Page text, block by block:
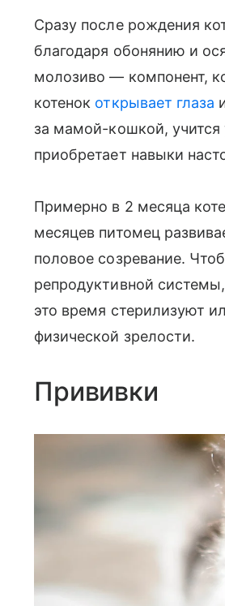
Сразу после рождения
благодаря обонянию и
молозиво — компонент,
котенок открывает глаза
за мамой-кошкой, учится
приобретает навыки
Примерно в 2 месяца
месяцев питомец
половое созревание.
репродуктивной
это время стерилизуют
физической зрелости.
Прививки